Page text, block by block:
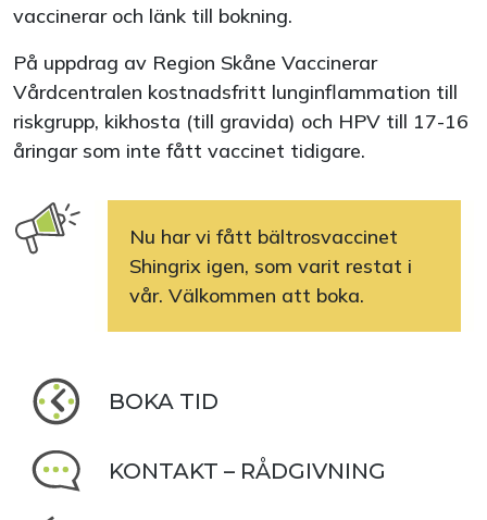
vaccinerar och länk till bokning.
På uppdrag av Region Skåne Vaccinerar
Vårdcentralen kostnadsfritt lunginflammation till
riskgrupp, kikhosta (till gravida) och HPV till 17-16
åringar som inte fått vaccinet tidigare.
Nu har vi fått bältrosvaccinet
Shingrix igen, som varit restat i
vår. Välkommen att boka.
BOKA TID
KONTAKT – RÅDGIVNING